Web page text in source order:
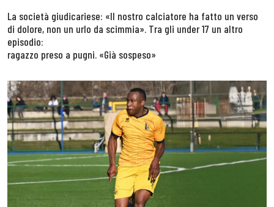
La società giudicariese: «Il nostro calciatore ha fatto un verso
di dolore, non un urlo da scimmia». Tra gli under 17 un altro
episodio:
ragazzo preso a pugni. «Già sospeso»